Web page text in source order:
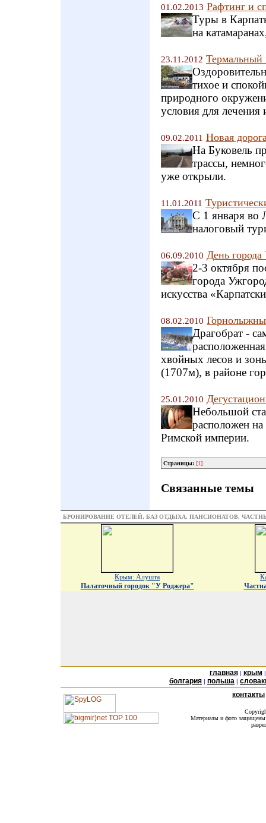
01.02.2013 Рафтинг и
Туры в
на
23.11.2012 Термальный
тихое и
природного
условия для
09.02.2011 Новая
На Буковель
трассы,
уже открыли.
11.01.2011
С 1 января во
налоговый
06.09.2010 День
2-3 октября
города
искусства
08.02.2010
Драгобрат -
хвойных лесов и
(1707м), в районе
25.01.2010
Небольшой
расположен на
Римской империи.
Страницы: [1]
Связанные темы
БРОНИРОВАНИЕ ОТЕЛЕЙ, БАЗ ОТДЫХА, ПАНСИОНАТОВ,
Крым: Алушта
Палаточный городок "У Роджера"
главная| крым
болгария | польша |
контакты
Материалы и фото защищены